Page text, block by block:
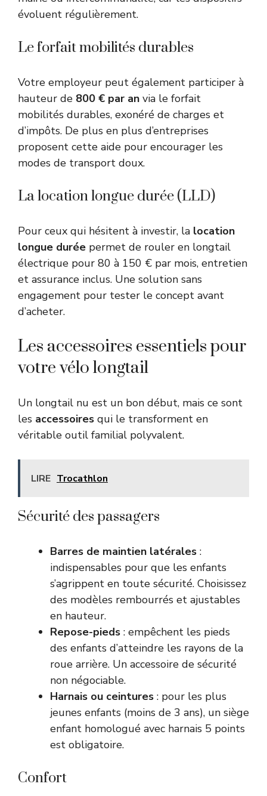
évoluent régulièrement.
Le forfait mobilités durables
Votre employeur peut également participer à
hauteur de 800 € par an via le forfait
mobilités durables, exonéré de charges et
d’impôts. De plus en plus d’entreprises
proposent cette aide pour encourager les
modes de transport doux.
La location longue durée (LLD)
Pour ceux qui hésitent à investir, la location
longue durée permet de rouler en longtail
électrique pour 80 à 150 € par mois, entretien
et assurance inclus. Une solution sans
engagement pour tester le concept avant
d’acheter.
Les accessoires essentiels pour
votre vélo longtail
Un longtail nu est un bon début, mais ce sont
les accessoires qui le transforment en
véritable outil familial polyvalent.
LIRE Trocathlon
Sécurité des passagers
Barres de maintien latérales :
indispensables pour que les enfants
s’agrippent en toute sécurité. Choisissez
des modèles rembourrés et ajustables
en hauteur.
Repose-pieds : empêchent les pieds
des enfants d’atteindre les rayons de la
roue arrière. Un accessoire de sécurité
non négociable.
Harnais ou ceintures : pour les plus
jeunes enfants (moins de 3 ans), un siège
enfant homologué avec harnais 5 points
est obligatoire.
Confort